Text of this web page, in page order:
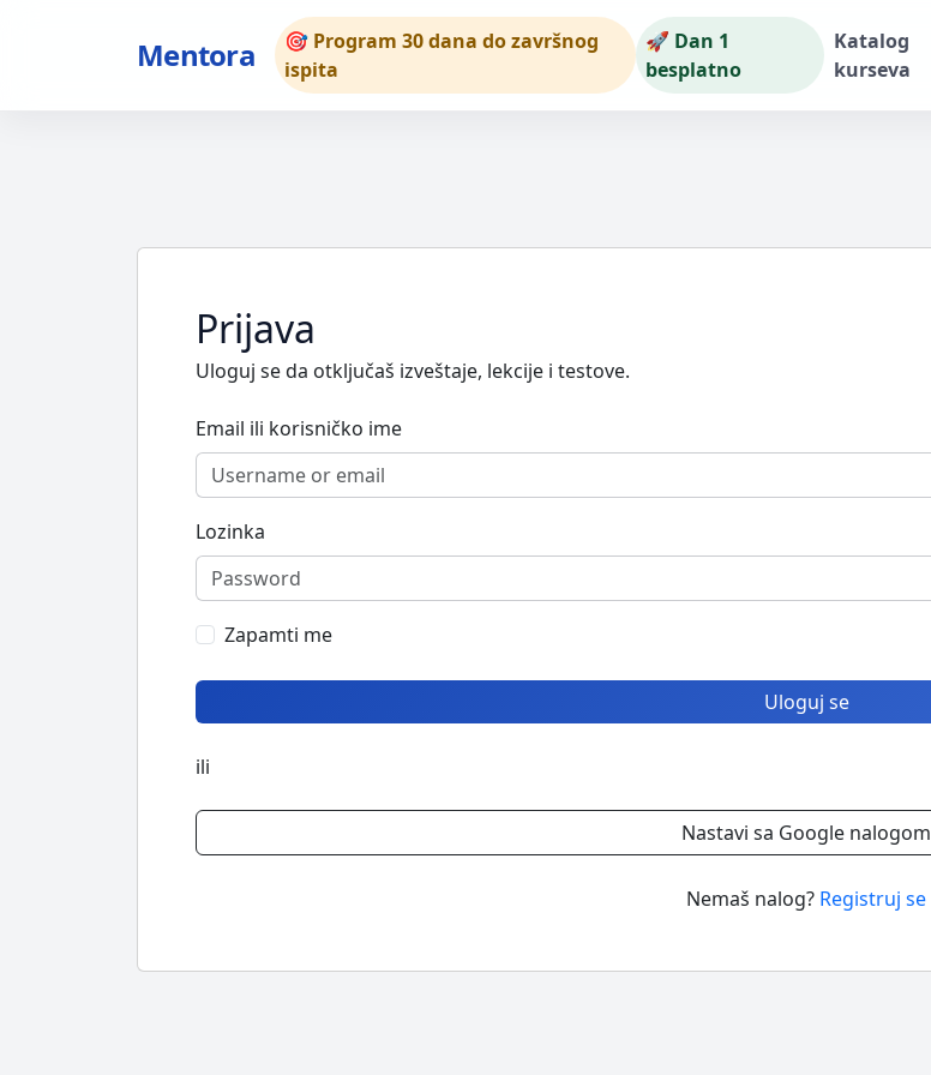
Mentora
🎯 Program 30 dana do završnog
ispita
🚀 Dan 1
besplatno
Katalog
kurseva
Prijava
Uloguj se da otključaš izveštaje, lekcije i testove.
Email ili korisničko ime
Lozinka
Zapamti me
Uloguj se
ili
Nastavi sa Google nalogom
Nemaš nalog? Registruj se